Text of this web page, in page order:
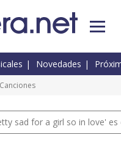
Novedades
sad for a girl so in love'